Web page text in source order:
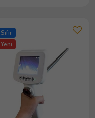
Sıfır
Yeni